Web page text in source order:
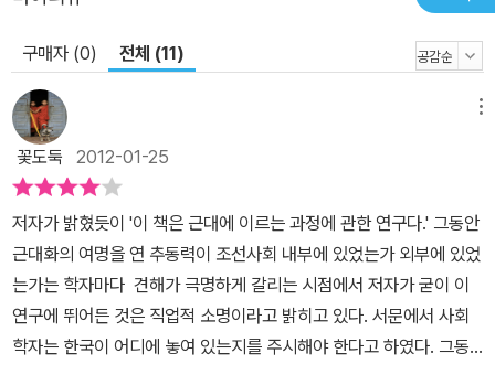
구매자 (0) 전체 (11)
꽃도둑 2012-01-25
저자가 밝혔듯이 '이 책은 근대에 이르는 과정에 관한 연구다.' 그동안
근대화의 여명을 연 추동력이 조선사회 내부에 있었는가 외부에 있었
는가는 학자마다 견해가 극명하게 갈리는 시점에서 저자가 굳이 이
연구에 뛰어든 것은 직업적 소명이라고 밝히고 있다. 서문에서 사회
학자는 한국이 어디에 놓여 있는지를 주시해야 한다고 하였다. 그동